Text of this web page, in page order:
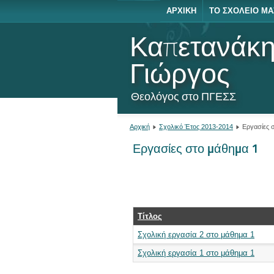
Γιώργος
Θεολόγος στο ΠΓΕΣΣ
ΑΡΧΙΚΉ ΤΟ ΣΧΟΛΕΊΟ
Αρχική Σχολικό Έτος 2013-2014 Εργασίες
Εργασίες στο μάθημα 1
Τίτλος
Σχολική εργασία 2 στο μάθημα 1
Σχολική εργασία 1 στο μάθημα 1